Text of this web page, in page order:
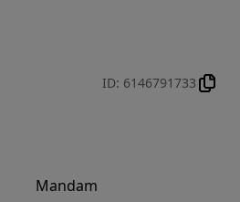
ID: 6146791733
Mandam